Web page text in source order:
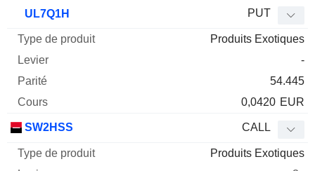
UL7Q1H PUT
Produits Exotiques
-
54.445
0,0420 EUR
SW2HSS CALL
Produits Exotiques